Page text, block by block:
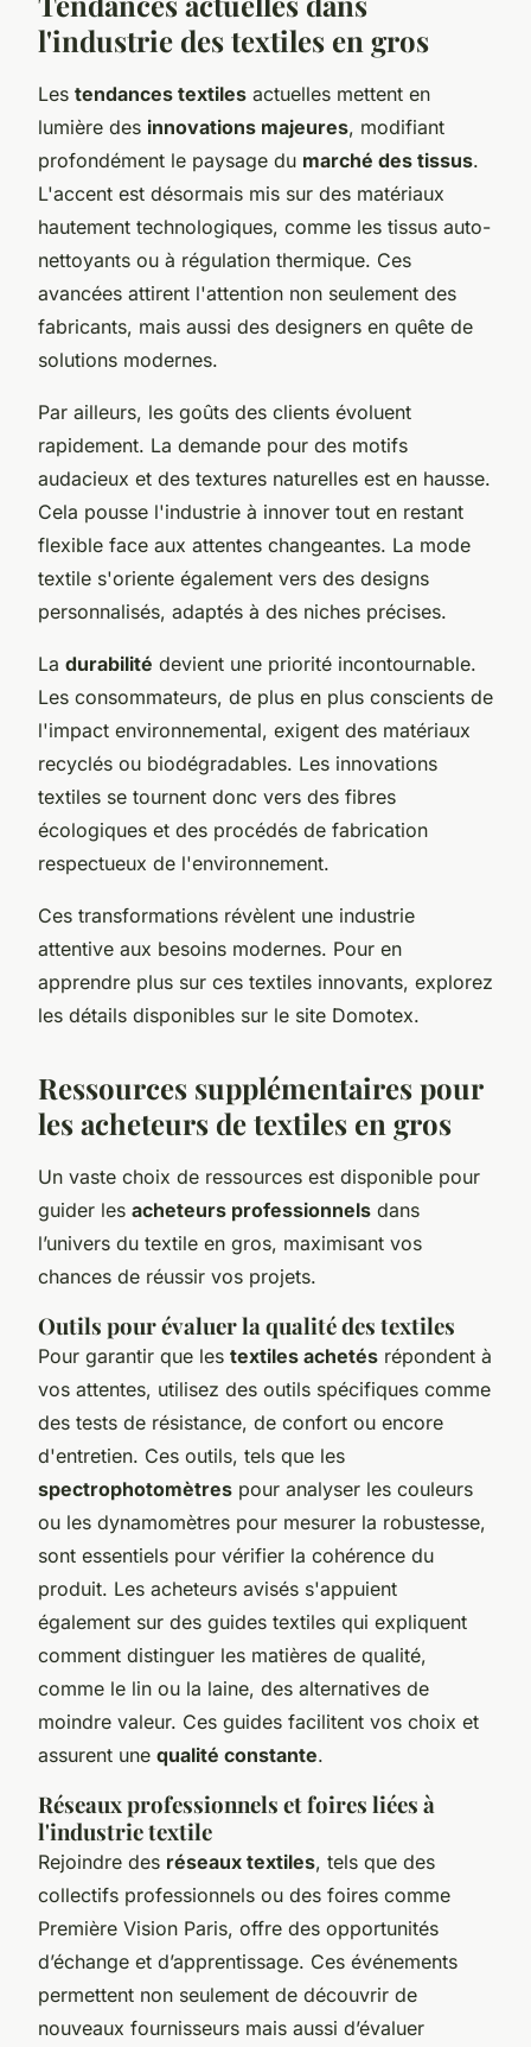
l'industrie des textiles en gros
Les tendances textiles actuelles mettent en
lumière des innovations majeures, modifiant
profondément le paysage du marché des tissus.
L'accent est désormais mis sur des matériaux
hautement technologiques, comme les tissus auto-
nettoyants ou à régulation thermique. Ces
avancées attirent l'attention non seulement des
fabricants, mais aussi des designers en quête de
solutions modernes.
Par ailleurs, les goûts des clients évoluent
rapidement. La demande pour des motifs
audacieux et des textures naturelles est en hausse.
Cela pousse l'industrie à innover tout en restant
flexible face aux attentes changeantes. La mode
textile s'oriente également vers des designs
personnalisés, adaptés à des niches précises.
La durabilité devient une priorité incontournable.
Les consommateurs, de plus en plus conscients de
l'impact environnemental, exigent des matériaux
recyclés ou biodégradables. Les innovations
textiles se tournent donc vers des fibres
écologiques et des procédés de fabrication
respectueux de l'environnement.
Ces transformations révèlent une industrie
attentive aux besoins modernes. Pour en
apprendre plus sur ces textiles innovants, explorez
les détails disponibles sur le site Domotex.
Ressources supplémentaires pour
les acheteurs de textiles en gros
Un vaste choix de ressources est disponible pour
guider les acheteurs professionnels dans
l’univers du textile en gros, maximisant vos
chances de réussir vos projets.
Outils pour évaluer la qualité des textiles
Pour garantir que les textiles achetés répondent à
vos attentes, utilisez des outils spécifiques comme
des tests de résistance, de confort ou encore
d'entretien. Ces outils, tels que les
spectrophotomètres pour analyser les couleurs
ou les dynamomètres pour mesurer la robustesse,
sont essentiels pour vérifier la cohérence du
produit. Les acheteurs avisés s'appuient
également sur des guides textiles qui expliquent
comment distinguer les matières de qualité,
comme le lin ou la laine, des alternatives de
moindre valeur. Ces guides facilitent vos choix et
assurent une qualité constante.
Réseaux professionnels et foires liées à
l'industrie textile
Rejoindre des réseaux textiles, tels que des
collectifs professionnels ou des foires comme
Première Vision Paris, offre des opportunités
d’échange et d’apprentissage. Ces événements
permettent non seulement de découvrir de
nouveaux fournisseurs mais aussi d’évaluer